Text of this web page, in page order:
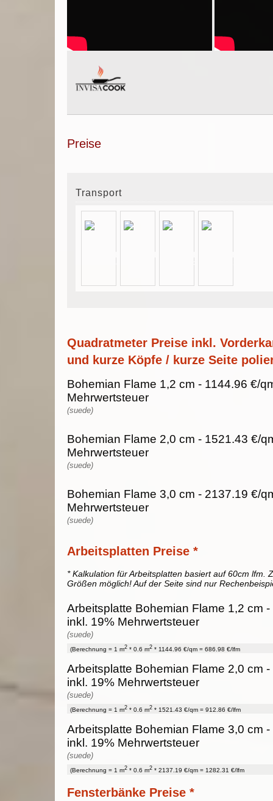
Preise
Transport
Quadratmeter Preise inkl.
und kurze Köpfe / kurze Seite
Bohemian Flame 1,2 cm - 1144.96 €/
Mehrwertsteuer
(suede)
Bohemian Flame 2,0 cm - 1521.43 €/
Mehrwertsteuer
(suede)
Bohemian Flame 3,0 cm - 2137.19 €/
Mehrwertsteuer
(suede)
Arbeitsplatten Preise *
* Kalkulation für Arbeitsplatten basiert auf 60cm lfm.
Größen möglich! Auf der Seite sind nur
Arbeitsplatte Bohemian Flame 1,2 cm
inkl. 19% Mehrwertsteuer
(suede)
(Berechnung = 1 m2 * 0.6 m2 * 1144.96 €/qm = 686.98 €/lfm
Arbeitsplatte Bohemian Flame 2,0 cm
inkl. 19% Mehrwertsteuer
(suede)
(Berechnung = 1 m2 * 0.6 m2 * 1521.43 €/qm = 912.86 €/lfm
Arbeitsplatte Bohemian Flame 3,0 cm
inkl. 19% Mehrwertsteuer
(suede)
(Berechnung = 1 m2 * 0.6 m2 * 2137.19 €/qm = 1282.31 €/lfm
Fensterbänke Preise *